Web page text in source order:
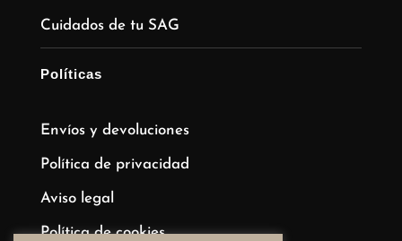
Cuidados de tu SAG
Políticas
Envíos y devoluciones
Política de privacidad
Aviso legal
Política de cookies